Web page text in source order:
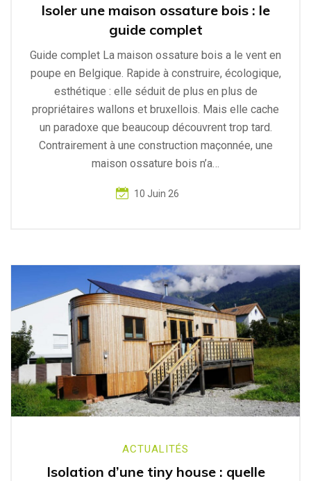
Isoler une maison ossature bois : le
guide complet
Guide complet La maison ossature bois a le vent en
poupe en Belgique. Rapide à construire, écologique,
esthétique : elle séduit de plus en plus de
propriétaires wallons et bruxellois. Mais elle cache
un paradoxe que beaucoup découvrent trop tard.
Contrairement à une construction maçonnée, une
maison ossature bois n’a…
10 Juin 26
ACTUALITÉS
Isolation d’une tiny house : quelle